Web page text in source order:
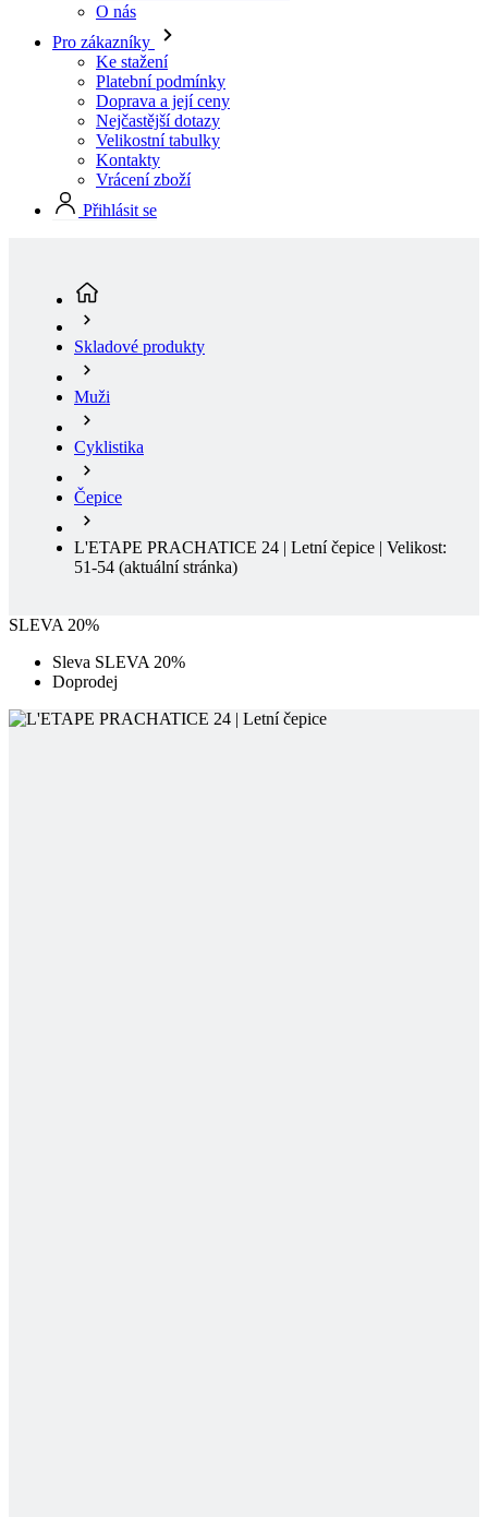
Přihlásit se
Skladové produkty
Muži
Čepice
L'ETAPE PRACHATICE 24 | Letní čepice | Velikost:
51-54
SLEVA 20%
Sleva SLEVA 20%
Doprodej